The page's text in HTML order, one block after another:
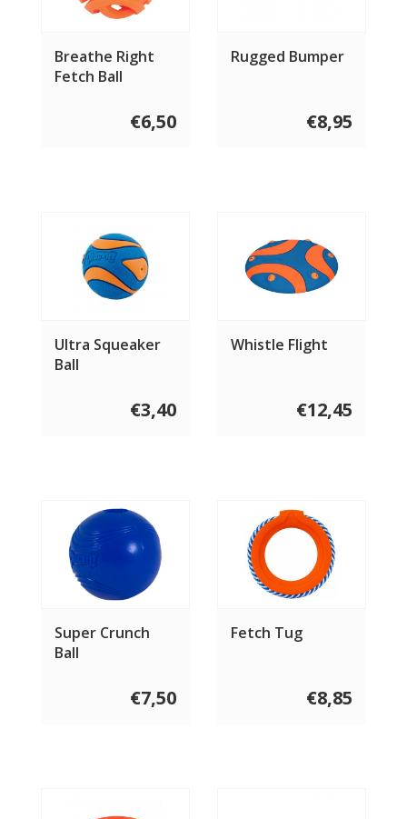
Breathe Right
Fetch Ball
€6,50
Rugged Bumper
€8,95
Ultra Squeaker
Ball
€3,40
Whistle Flight
€12,45
Super Crunch
Ball
€7,50
Fetch Tug
€8,85